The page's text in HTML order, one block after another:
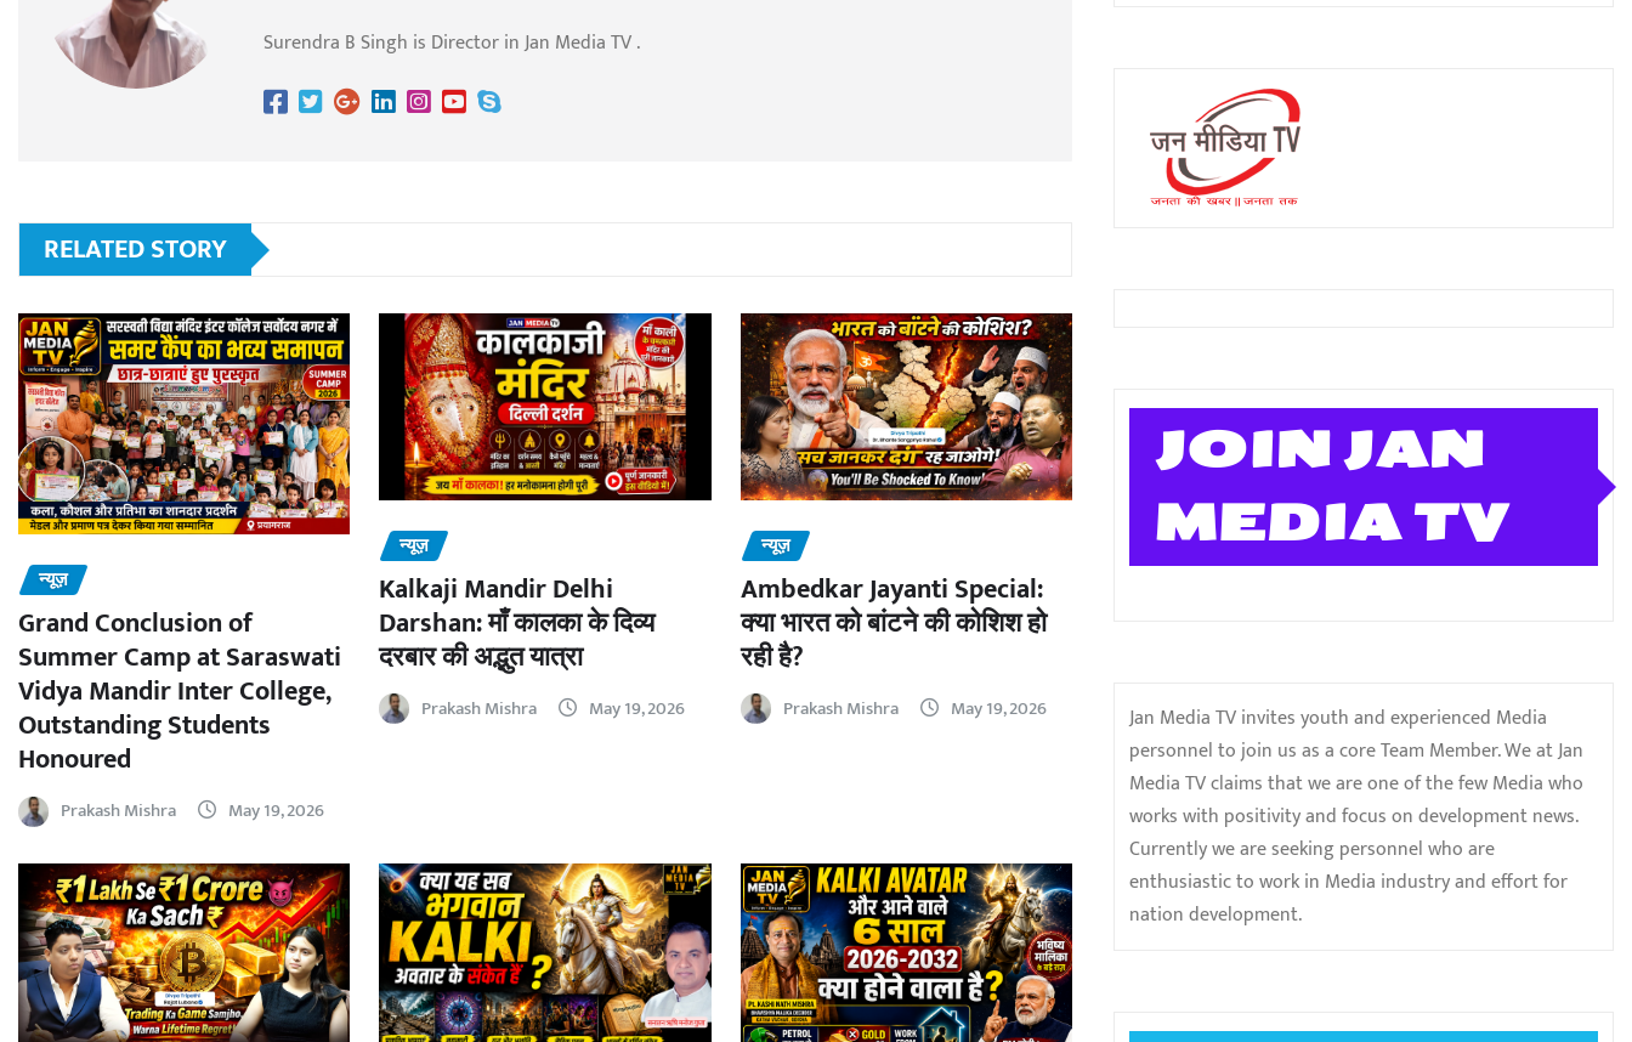
Surendra B Singh is Director in Jan Media TV .
RELATED STORY
न्यूज़
Grand Conclusion of
Summer Camp at Saraswati
Vidya Mandir Inter College,
Outstanding Students
Honoured
Prakash Mishra May 19, 2026
न्यूज़
Kalkaji Mandir Delhi
Darshan: माँ कालका के दिव्य
दरबार की अद्भुत यात्रा
Prakash Mishra May 19, 2026
न्यूज़
Ambedkar Jayanti Special:
क्या भारत को बांटने की कोशिश हो
रही है?
Prakash Mishra May 19, 2026
JOIN JAN
MEDIA TV
Jan Media TV invites youth and experienced Media
personnel to join us as a core Team Member. We at Jan
Media TV claims that we are one of the few Media who
works with positivity and focus on development news.
Currently we are seeking personnel who are
enthusiastic to work in Media industry and effort for
nation development.